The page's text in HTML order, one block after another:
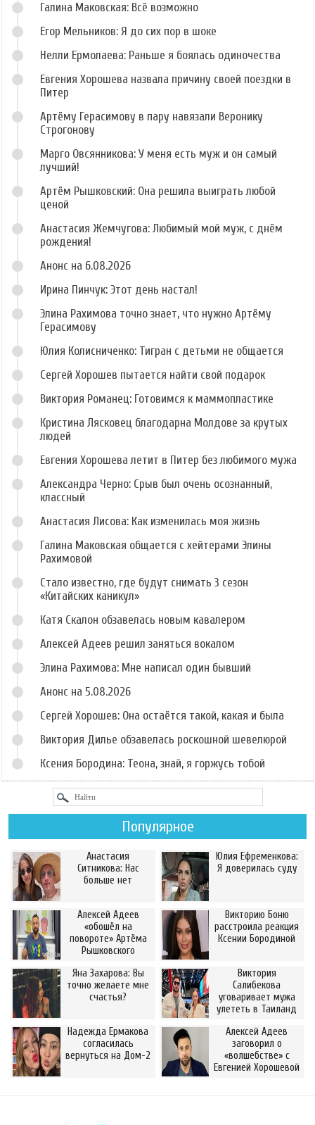
Галина Маковская: Всё возможно
Егор Мельников: Я до сих пор в шоке
Нелли Ермолаева: Раньше я боялась одиночества
Евгения Хорошева назвала причину своей поездки в
Питер
Артёму Герасимову в пару навязали Веронику
Строгонову
Марго Овсянникова: У меня есть муж и он самый
лучший!
Артём Рышковский: Она решила выиграть любой
ценой
Анастасия Жемчугова: Любимый мой муж, с днём
рождения!
Анонс на 6.08.2026
Ирина Пинчук: Этот день настал!
Элина Рахимова точно знает, что нужно Артёму
Герасимову
Юлия Колисниченко: Тигран с детьми не общается
Сергей Хорошев пытается найти свой подарок
Виктория Романец: Готовимся к маммопластике
Кристина Лясковец благодарна Молдове за крутых
людей
Евгения Хорошева летит в Питер без любимого мужа
Александра Черно: Срыв был очень осознанный,
классный
Анастасия Лисова: Как изменилась моя жизнь
Галина Маковская общается с хейтерами Элины
Рахимовой
Стало известно, где будут снимать 3 сезон
«Китайских каникул»
Катя Скалон обзавелась новым кавалером
Алексей Адеев решил заняться вокалом
Элина Рахимова: Мне написал один бывший
Анонс на 5.08.2026
Сергей Хорошев: Она остаётся такой, какая и была
Виктория Дилье обзавелась роскошной шевелюрой
Ксения Бородина: Теона, знай, я горжусь тобой
Популярное
Анастасия
Ситникова: Нас
больше нет
Юлия Ефременкова:
Я доверилась суду
Алексей Адеев
«обошёл на
повороте» Артёма
Рышковского
Викторию Боню
расстроила реакция
Ксении Бородиной
Яна Захарова: Вы
точно желаете мне
счастья?
Виктория
Салибекова
уговаривает мужа
улететь в Таиланд
Надежда Ермакова
согласилась
вернуться на Дом-2
Алексей Адеев
заговорил о
«волшебстве» с
Евгенией Хорошевой